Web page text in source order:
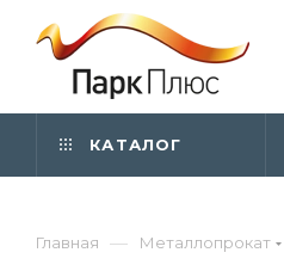
КАТАЛОГ
Главная — Металлопрокат